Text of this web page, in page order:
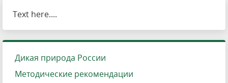
Text here....
Дикая природа России
Методические рекомендации